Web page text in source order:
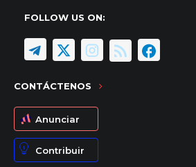
FOLLOW US ON:
CONTÁCTENOS
Anunciar
Contribuir